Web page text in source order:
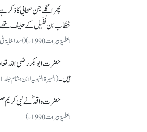
پھر اگلے جن صحابی کا
خَطَّاب بن نُفَیل کے حلیف
العلمیۃبیروت1990ء) (اسد الغابۃ فی معرفۃ الصحابۃجلد5 صفحہ403 واقد بن عبداللہ دارالکتب العلمیۃ بیروت 1994ء)
حضرت ابوبکر رضی اللہ
ہیں۔(السیرۃ النبویہ لابن ہشام جلد 1 صفحہ170، ذکر من اسلم من الصحابۃ بدعوۃ ابی بکر ؓ دار الکتاب العربی بیروت 2008 ء)
حضرت واقدؓ نے نبی کریم
العلمیۃبیروت1990ء)